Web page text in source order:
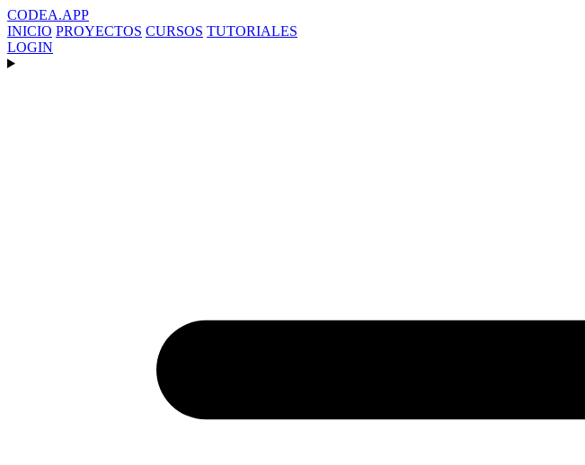
CODEA.APP
INICIO PROYECTOS CURSOS TUTORIALES
LOGIN